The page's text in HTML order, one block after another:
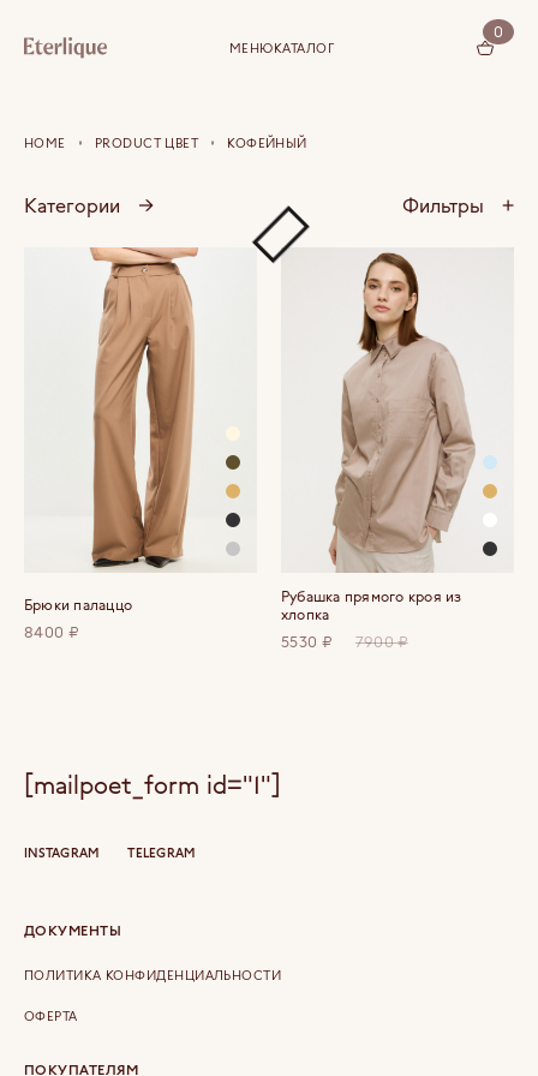
МЕНЮКАТАЛОГ
0
КОРЗИНА (0)
HOME PRODUCT ЦВЕТ КОФЕЙНЫЙ
Категории → Фильтры +
Брюки палаццо
8400 ₽
Рубашка прямого кроя из
хлопка
5530 ₽
7900 ₽
ДОКУМЕНТЫ
ПОЛИТИКА КОНФИДЕНЦИАЛЬНОСТИ
ОФЕРТА
ПОКУПАТЕЛЯМ
INSTAGRAM TELEGRAM
[mailpoet_form id="1"]